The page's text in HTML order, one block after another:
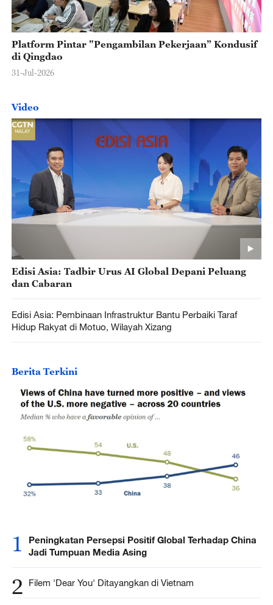
Platform Pintar "Pengambilan Pekerjaan” Kondusif
di Qingdao
31-Jul-2026
Video
Edisi Asia: Tadbir Urus AI Global Depani Peluang
dan Cabaran
Edisi Asia: Pembinaan Infrastruktur Bantu Perbaiki Taraf
Hidup Rakyat di Motuo, Wilayah Xizang
Berita Terkini
1
Peningkatan Persepsi Positif Global Terhadap China
Jadi Tumpuan Media Asing
2 Filem 'Dear You' Ditayangkan di Vietnam